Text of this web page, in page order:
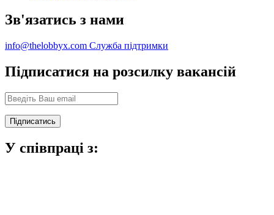
Зв'язатись з нами
info@thelobbyx.com Служба підтримки
Підписатися на розсилку вакансій
У співпраці з: